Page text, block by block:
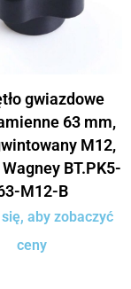
gwiazdowe
63 mm,
M12,
BT.PK5-
M12-B
aby zobaczyć
ceny